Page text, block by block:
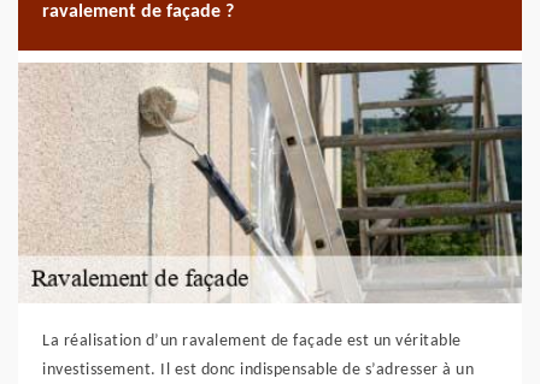
ravalement de façade ?
La réalisation d’un ravalement de façade est un véritable
investissement. Il est donc indispensable de s’adresser à un